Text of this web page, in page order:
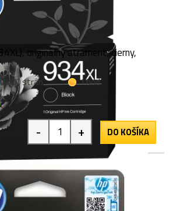
originálny atrament, čierny,
1000 strán
1 bod
- + DO KOŠÍKA